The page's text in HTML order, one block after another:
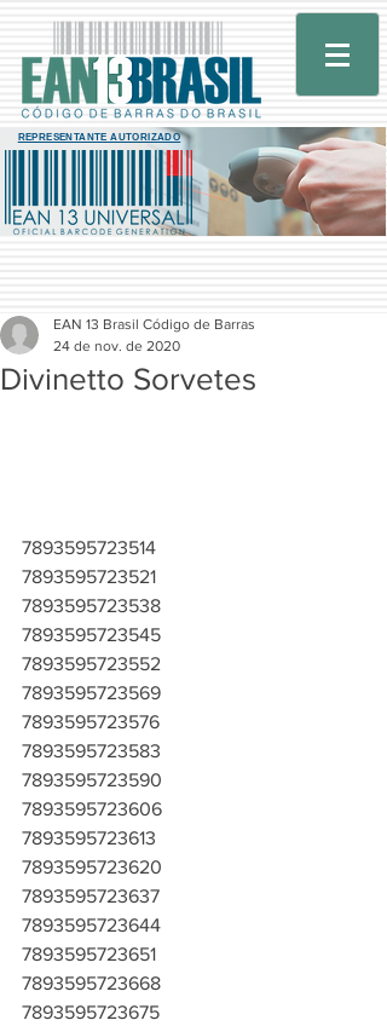
REPRESENTANTE AUTORIZADO
Divinetto Sorvetes
EAN 13 Brasil Código de Barras
24 de nov. de 2020
7893595723514
7893595723521
7893595723538
7893595723545
7893595723552
7893595723569
7893595723576
7893595723583
7893595723590
7893595723606
7893595723613
7893595723620
7893595723637
7893595723644
7893595723651
7893595723668
7893595723675